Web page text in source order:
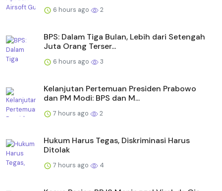
6 hours ago 2
BPS: Dalam Tiga Bulan, Lebih dari Setengah
Juta Orang Terser...
6 hours ago 3
Kelanjutan Pertemuan Presiden Prabowo
dan PM Modi: BPS dan M...
7 hours ago 2
Hukum Harus Tegas, Diskriminasi Harus
Ditolak
7 hours ago 4